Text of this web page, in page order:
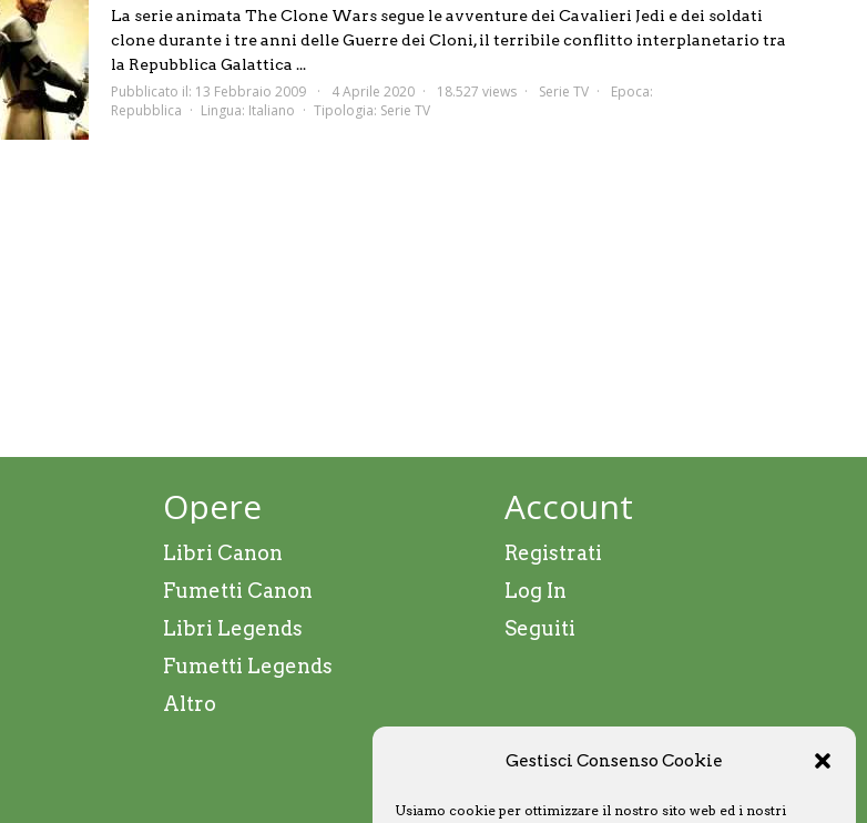
Gestisci Consenso Cookie
Usiamo cookie per ottimizzare il nostro sito web ed i nostri
La serie animata The Clone Wars segue le avventure dei Cavalieri Jedi e dei soldati
clone durante i tre anni delle Guerre dei Cloni, il terribile conflitto interplanetario tra
la Repubblica Galattica ...
Pubblicato il: 13 Febbraio 2009 4 Aprile 2020 18.527 views Serie TV
Epoca:
Repubblica
Lingua: Italiano Tipologia: Serie TV
Opere
Libri Canon
Fumetti Canon
Libri Legends
Fumetti Legends
Altro
Account
Registrati
Log In
Seguiti